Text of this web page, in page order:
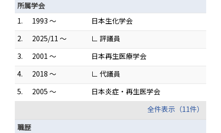
所属学会
1.
1993 ～
日本生化学会
2.
2025/11 ～
∟ 評議員
3.
2001 ～
日本再生医療学会
4.
2018 ～
∟ 代議員
5.
2005 ～
日本炎症・再生医学会
全件表示（11件）
職歴